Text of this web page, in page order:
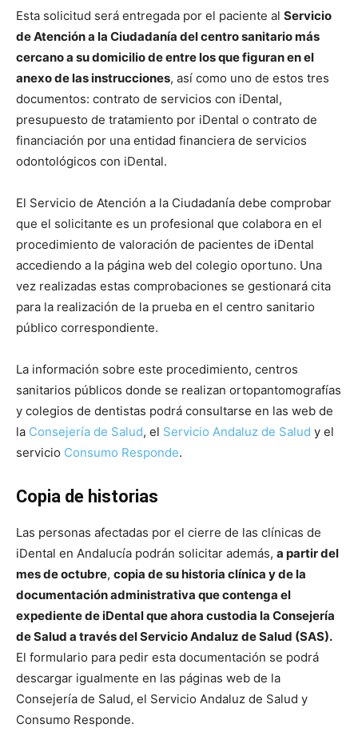
Esta solicitud será entregada por el paciente al Servicio
de Atención a la Ciudadanía del centro sanitario más
cercano a su domicilio de entre los que figuran en el
anexo de las instrucciones, así como uno de estos tres
documentos: contrato de servicios con iDental,
presupuesto de tratamiento por iDental o contrato de
financiación por una entidad financiera de servicios
odontológicos con iDental.
El Servicio de Atención a la Ciudadanía debe comprobar
que el solicitante es un profesional que colabora en el
procedimiento de valoración de pacientes de iDental
accediendo a la página web del colegio oportuno. Una
vez realizadas estas comprobaciones se gestionará cita
para la realización de la prueba en el centro sanitario
público correspondiente.
La información sobre este procedimiento, centros
sanitarios públicos donde se realizan ortopantomografías
y colegios de dentistas podrá consultarse en las web de
la Consejería de Salud, el Servicio Andaluz de Salud y el
servicio Consumo Responde.
Copia de historias
Las personas afectadas por el cierre de las clínicas de
iDental en Andalucía podrán solicitar además, a partir del
mes de octubre, copia de su historia clínica y de la
documentación administrativa que contenga el
expediente de iDental que ahora custodia la Consejería
de Salud a través del Servicio Andaluz de Salud (SAS).
El formulario para pedir esta documentación se podrá
descargar igualmente en las páginas web de la
Consejería de Salud, el Servicio Andaluz de Salud y
Consumo Responde.